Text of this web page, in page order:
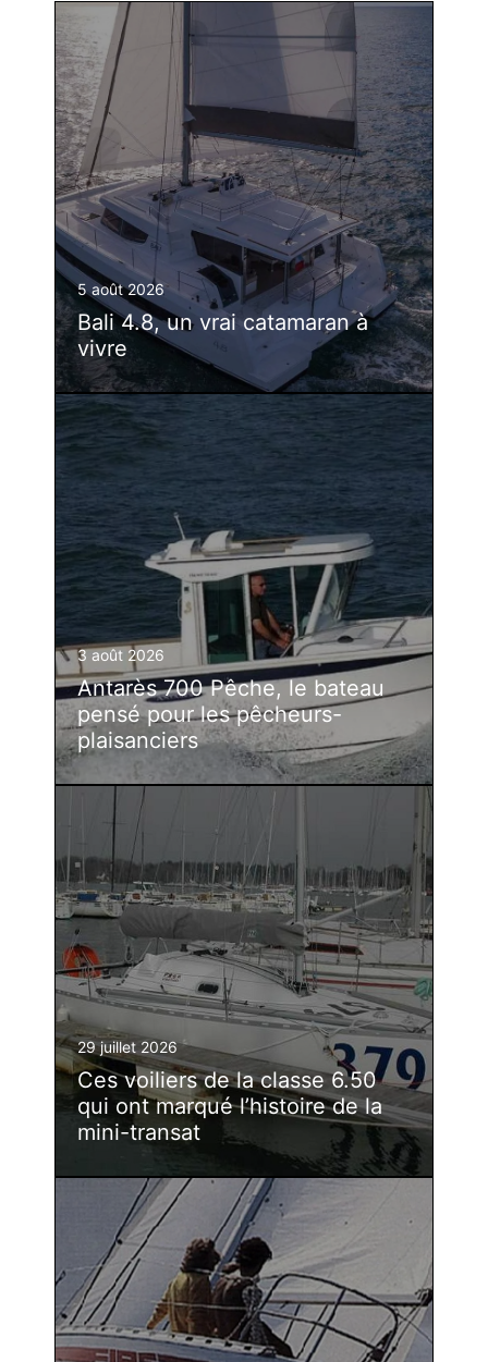
5 août 2026
Bali 4.8, un vrai catamaran à
vivre
3 août 2026
Antarès 700 Pêche, le bateau
pensé pour les pêcheurs-
plaisanciers
29 juillet 2026
Ces voiliers de la classe 6.50
qui ont marqué l’histoire de la
mini-transat